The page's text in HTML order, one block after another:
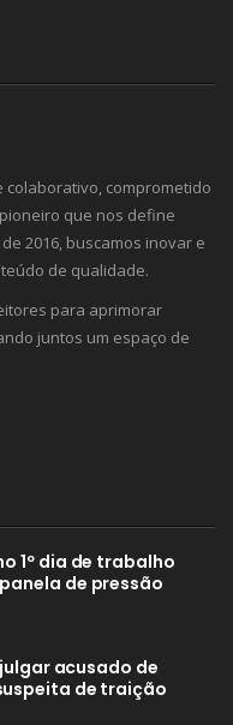
comprometido
que nos define
2016, buscamos inovar e
de qualidade.
para aprimorar
juntos um espaço de
1º dia de trabalho
de pressão
acusado de
de traição